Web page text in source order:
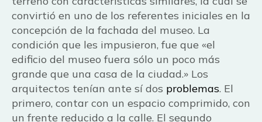
convirtió en uno de los referentes iniciales en la
concepción de la fachada del museo. La
condición que les impusieron, fue que «el
edificio del museo fuera sólo un poco más
grande que una casa de la ciudad.» Los
arquitectos tenían ante sí dos problemas. El
primero, contar con un espacio comprimido, con
un frente reducido a la calle. El segundo